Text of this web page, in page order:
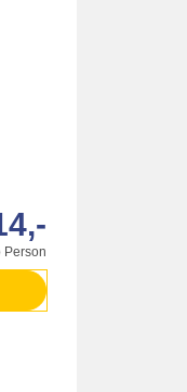
Person